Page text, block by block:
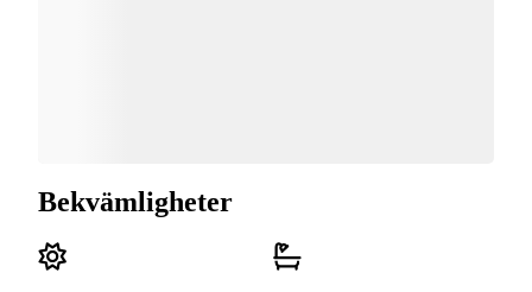
Bekvämligheter